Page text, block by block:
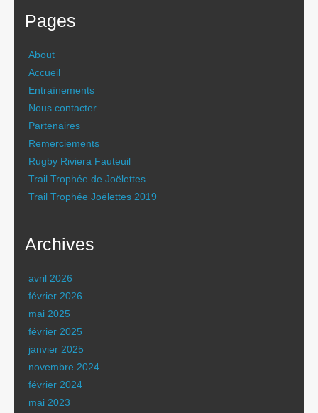
Pages
About
Accueil
Entraînements
Nous contacter
Partenaires
Remerciements
Rugby Riviera Fauteuil
Trail Trophée de Joëlettes
Trail Trophée Joëlettes 2019
Archives
avril 2026
février 2026
mai 2025
février 2025
janvier 2025
novembre 2024
février 2024
mai 2023